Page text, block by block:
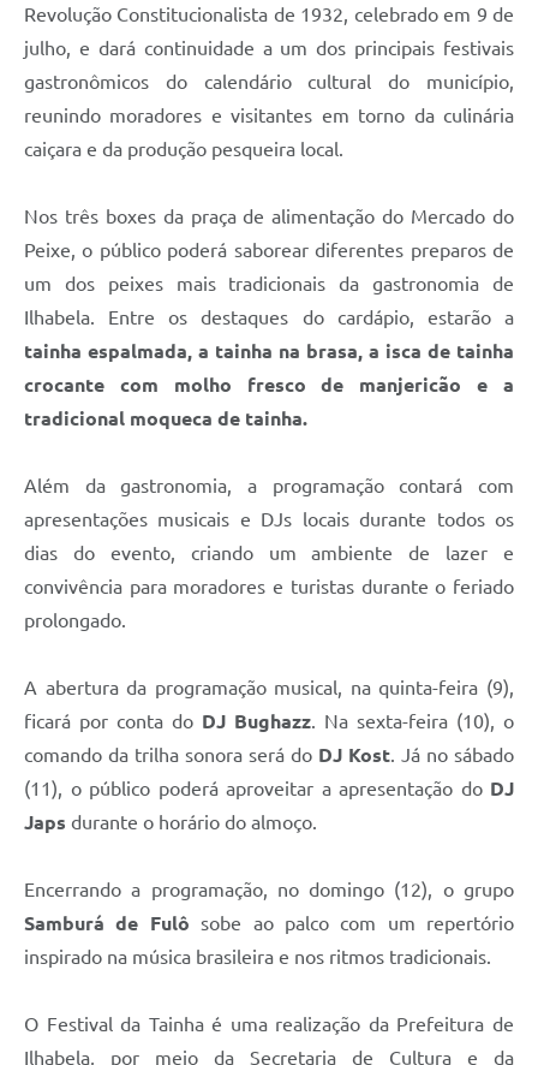
Revolução Constitucionalista de 1932, celebrado em 9 de
julho, e dará continuidade a um dos principais festivais
gastronômicos do calendário cultural do município,
reunindo moradores e visitantes em torno da culinária
caiçara e da produção pesqueira local.
Nos três boxes da praça de alimentação do Mercado do
Peixe, o público poderá saborear diferentes preparos de
um dos peixes mais tradicionais da gastronomia de
Ilhabela. Entre os destaques do cardápio, estarão a
tainha espalmada, a tainha na brasa, a isca de tainha
crocante com molho fresco de manjericão e a
tradicional moqueca de tainha.
Além da gastronomia, a programação contará com
apresentações musicais e DJs locais durante todos os
dias do evento, criando um ambiente de lazer e
convivência para moradores e turistas durante o feriado
prolongado.
A abertura da programação musical, na quinta-feira (9),
ficará por conta do DJ Bughazz. Na sexta-feira (10), o
comando da trilha sonora será do DJ Kost. Já no sábado
(11), o público poderá aproveitar a apresentação do DJ
Japs durante o horário do almoço.
Encerrando a programação, no domingo (12), o grupo
Samburá de Fulô sobe ao palco com um repertório
inspirado na música brasileira e nos ritmos tradicionais.
O Festival da Tainha é uma realização da Prefeitura de
Ilhabela, por meio da Secretaria de Cultura e da